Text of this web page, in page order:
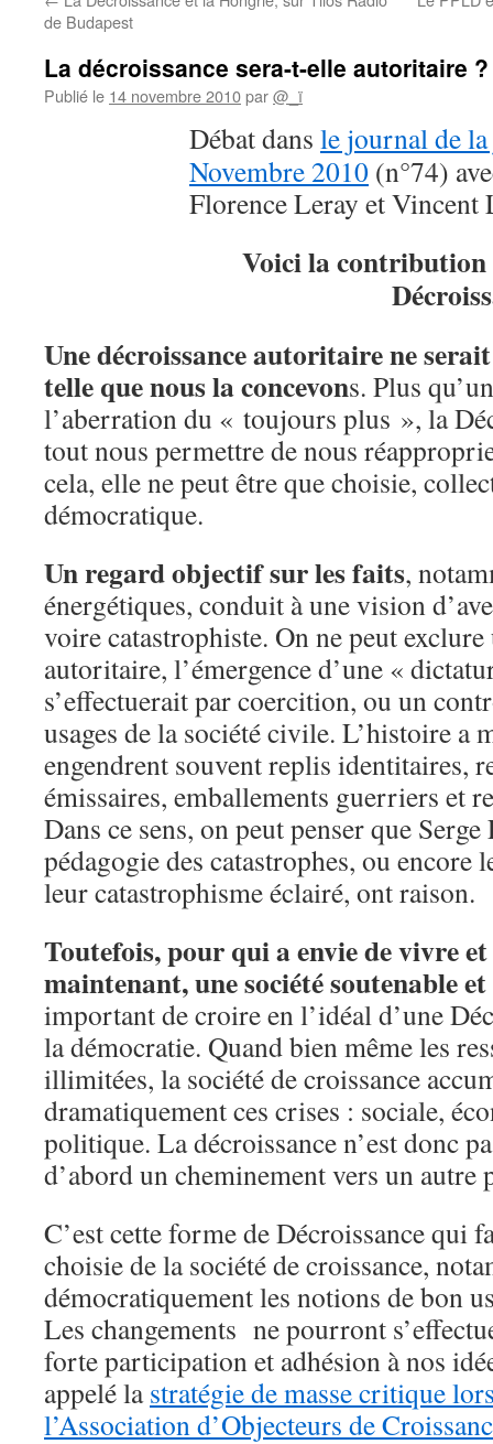
de Budapest
La décroissance sera-t-elle autoritaire ?
Publié le 14 novembre 2010par@_ï
Débatdans le journal de
Novembre 2010 (n°74)
Florence Leray et Vincent
Voici la
Une décroissance autoritaire ne
telle que nous la concevons. Plus
l’aberration du « toujours plus », la
tout nous permettre de nous
cela, elle ne peut être que choisie,
démocratique.
Un regard objectif sur les faits,
énergétiques, conduit à une vision
voire catastrophiste. On ne peut exclure
autoritaire, l’émergence d’une «
s’effectuerait par coercition, ou un
usages de la société civile. L’histoire a
engendrent souvent replis identitaires,
émissaires, emballements guerriers et
Dans ce sens, on peut penser que
pédagogie des catastrophes, ou encore
leur catastrophisme éclairé, ont raison.
Toutefois, pour qui a envie de vivre
maintenant, une société soutenable
important de croire en l’idéal d’une
la démocratie. Quand bien même les
illimitées, la société de croissance
dramatiquement ces crises : sociale,
politique. La décroissance n’est donc
d’abord un cheminement vers un autre
C’est cette forme de Décroissance qui
choisie de la société de croissance,
démocratiquement les notions de bon
Les changements ne pourront
forte participation et adhésion à nos
appelé lastratégie de masse critique
l’Association d’Objecteurs de